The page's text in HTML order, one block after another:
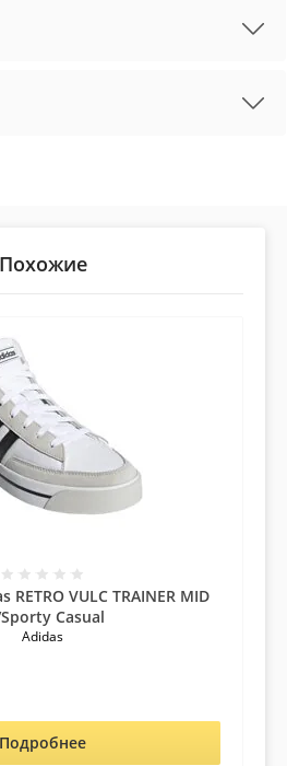
Похожие
RETRO VULC TRAINER MID
Casual
Adidas
Подробнее